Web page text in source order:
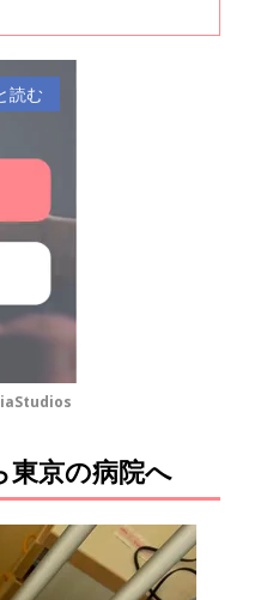
読む
東京の病院へ